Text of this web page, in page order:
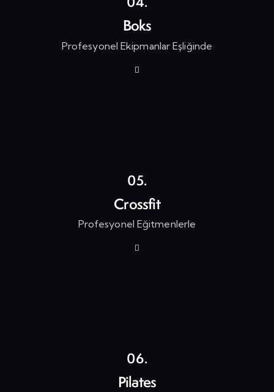
Boks
Profesyonel Ekipmanlar Eşliğinde
05.
Crossfit
Profesyonel Eğitmenlerle
06.
Pilates